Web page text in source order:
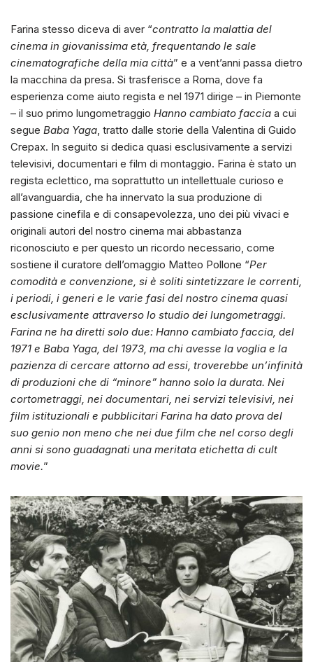
Farina stesso diceva di aver “contratto la malattia del
cinema in giovanissima età, frequentando le sale
cinematografiche della mia città” e a vent’anni passa dietro
la macchina da presa. Si trasferisce a Roma, dove fa
esperienza come aiuto regista e nel 1971 dirige – in Piemonte
– il suo primo lungometraggio Hanno cambiato faccia a cui
segue Baba Yaga, tratto dalle storie della Valentina di Guido
Crepax. In seguito si dedica quasi esclusivamente a servizi
televisivi, documentari e film di montaggio. Farina è stato un
regista eclettico, ma soprattutto un intellettuale curioso e
all’avanguardia, che ha innervato la sua produzione di
passione cinefila e di consapevolezza, uno dei più vivaci e
originali autori del nostro cinema mai abbastanza
riconosciuto e per questo un ricordo necessario, come
sostiene il curatore dell’omaggio Matteo Pollone “Per
comodità e convenzione, si è soliti sintetizzare le correnti,
i periodi, i generi e le varie fasi del nostro cinema quasi
esclusivamente attraverso lo studio dei lungometraggi.
Farina ne ha diretti solo due: Hanno cambiato faccia, del
1971 e Baba Yaga, del 1973, ma chi avesse la voglia e la
pazienza di cercare attorno ad essi, troverebbe un’infinità
di produzioni che di “minore” hanno solo la durata. Nei
cortometraggi, nei documentari, nei servizi televisivi, nei
film istituzionali e pubblicitari Farina ha dato prova del
suo genio non meno che nei due film che nel corso degli
anni si sono guadagnati una meritata etichetta di cult
movie.”